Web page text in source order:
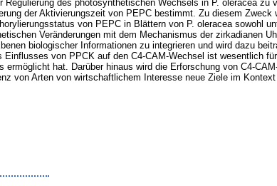
des photosynthetischen Wechsels in P. oleracea zu
der Aktivierungszeit von PEPC bestimmt. Zu diesem Zweck
von PEPC in Blättern von P. oleracea sowohl
Veränderungen mit dem Mechanismus der zirkadianen
biologischer Informationen zu integrieren und wird dazu
von PPCK auf den C4-CAM-Wechsel ist wesentlich
hat. Darüber hinaus wird die Erforschung von C4-
von Arten von wirtschaftlichem Interesse neue Ziele im